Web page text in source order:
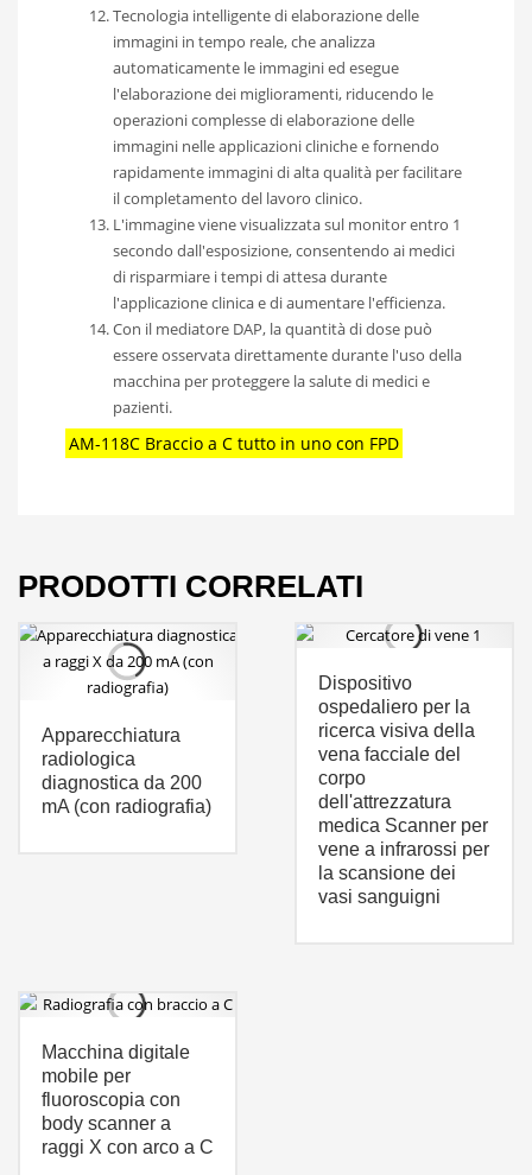
Tecnologia intelligente di elaborazione delle
immagini in tempo reale, che analizza
automaticamente le immagini ed esegue
l'elaborazione dei miglioramenti, riducendo le
operazioni complesse di elaborazione delle
immagini nelle applicazioni cliniche e fornendo
rapidamente immagini di alta qualità per facilitare
il completamento del lavoro clinico.
L'immagine viene visualizzata sul monitor entro 1
secondo dall'esposizione, consentendo ai medici
di risparmiare i tempi di attesa durante
l'applicazione clinica e di aumentare l'efficienza.
Con il mediatore DAP, la quantità di dose può
essere osservata direttamente durante l'uso della
macchina per proteggere la salute di medici e
pazienti.
AM-118C Braccio a C tutto in uno con FPD
PRODOTTI CORRELATI
Apparecchiatura
radiologica
diagnostica da 200
mA (con radiografia)
Dispositivo
ospedaliero per la
ricerca visiva della
vena facciale del
corpo
dell'attrezzatura
medica Scanner per
vene a infrarossi per
la scansione dei
vasi sanguigni
Macchina digitale
mobile per
fluoroscopia con
body scanner a
raggi X con arco a C